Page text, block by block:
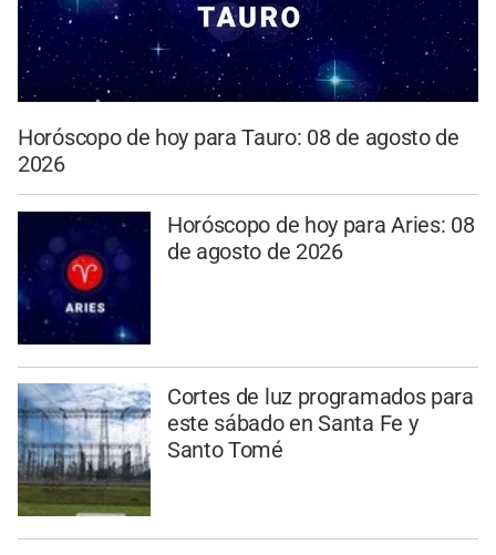
Horóscopo de hoy para Tauro: 08 de agosto de
2026
Horóscopo de hoy para Aries: 08
de agosto de 2026
Cortes de luz programados para
este sábado en Santa Fe y
Santo Tomé